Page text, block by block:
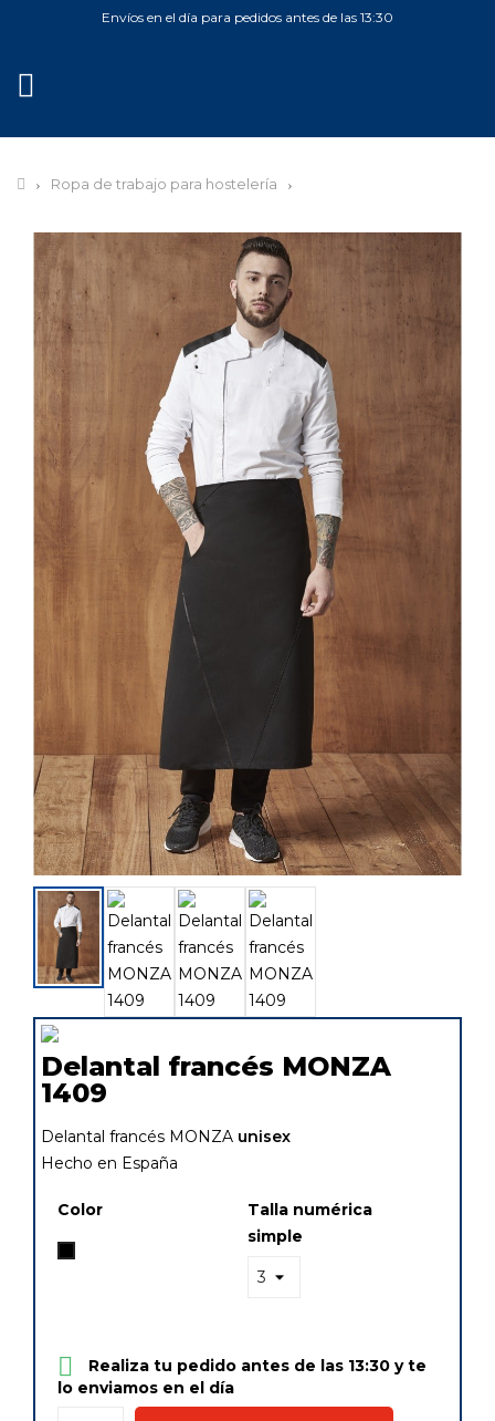
Envíos en el día para pedidos antes de las 13:30
Ropa de trabajo para hostelería
Delantal francés MONZA
1409
Delantal francés MONZA unisex
Hecho en España
Color
Negro
Talla numérica
simple

Realiza tu pedido antes de las 13:30 y te
lo enviamos en el día